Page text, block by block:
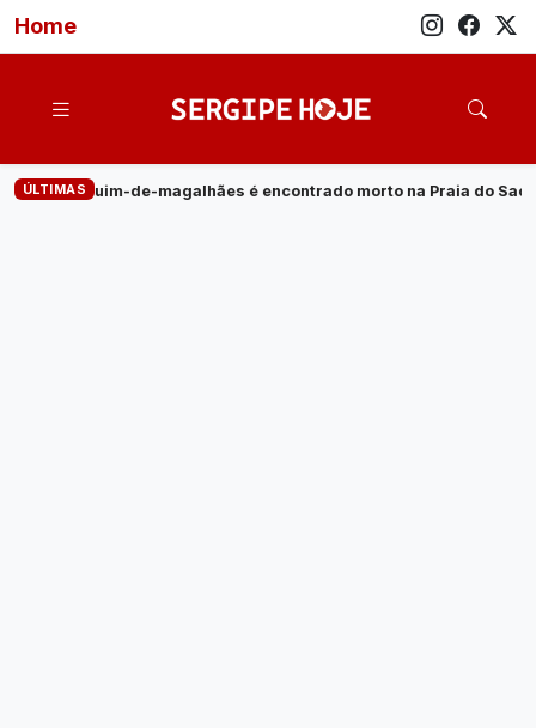
Home
ÚLTIMAS
é encontrado morto na Praia do Saco · Empresa de energia